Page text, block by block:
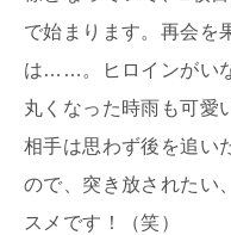
で始まります。再会を
は……。ヒロインがい
丸くなった時雨も可愛
相手は思わず後を追い
ので、突き放されたい
スメです！（笑）